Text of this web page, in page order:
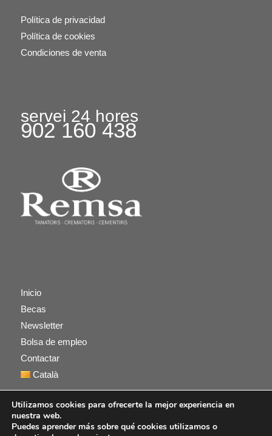
Política de privacidad
Política de cookies
Condiciones de venta
servei 24 hores
902 160 438
Inicio
Becas
Newsletter
Bolsa de empleo
Contactar
Català
Utilizamos cookies para ofrecerte la mejor experiencia en
nuestra web.
Puedes aprender más sobre qué cookies utilizamos o